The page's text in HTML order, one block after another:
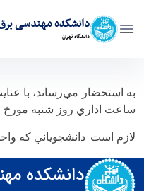
دانشکده مهندسی
دانشگاه تهران
اطلاعيه شماره 3 دوره كارآموزي تابستان 1403: آخرين مهلت اقدام دانشجويان در كاروژه - ece- دانشکده مهندسی برق و کامپیوتر
به استحضار مي‌رساند، با
ساعت اداري روز شنبه مورخ
لازم است دانشجوياني كه
دانشکده